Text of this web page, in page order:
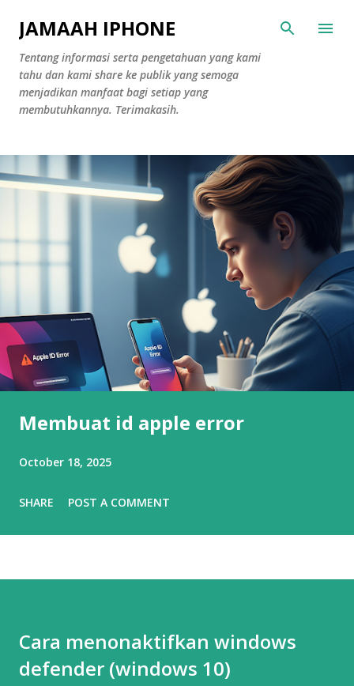
Skip to main content
JAMAAH IPHONE
Tentang informasi serta pengetahuan yang kami
tahu dan kami share ke publik yang semoga
menjadikan manfaat bagi setiap yang
membutuhkannya. Terimakasih.
Membuat id apple error
October 18, 2025
SHARE POST A COMMENT
Cara menonaktifkan windows
defender (windows 10)